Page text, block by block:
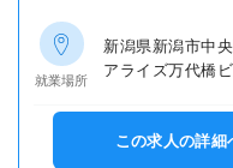
就業場所
新潟県新潟市中
アライズ万代橋
この求人の詳細